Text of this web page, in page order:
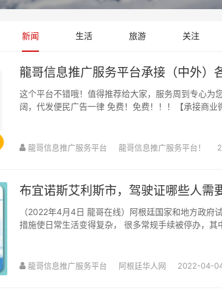
新闻 生活 旅游 关注
龍哥信息推广服务平台承接（中外）
这个平台不错哦！值得推荐给大家，服务周到专心为
阔，代发便民广告一律 免费！免费！！！【承接商业
龍哥信息推广服务平台 龍哥信息推广服务平台！
布宜诺斯艾利斯市，驾驶证哪些人需
（2022年4月4日 龍哥在线）阿根廷国家和地方政府
措施使日常生活变得复杂， 很多常规手续被停办，其
龍哥信息推广服务平台 阿根廷华人网 2022-04-